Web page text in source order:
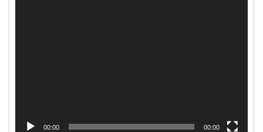
00:00 00:00